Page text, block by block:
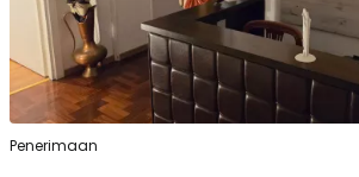
Penerimaan